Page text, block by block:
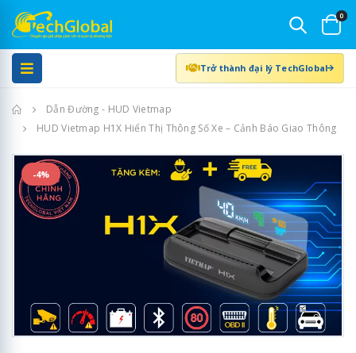
0
Trở thành đại lý TechGlobal
Trang chủDẫn Đường - HUD Vietmap
HUD Vietmap H1X Hiển Thị Thông Số Xe – Cảnh Báo Giao Thông
-4%